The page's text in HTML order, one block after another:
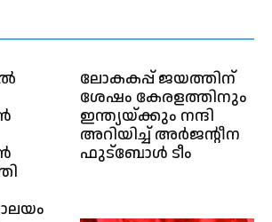
ലോകകപ്പ് ജയത്തിന്
ശേഷം കേരളത്തിനും
ഇന്ത്യയ്ക്കും നന്ദി
അറിയിച്ച് അർജന്റീന
ഫുട്ബോൾ ടീം